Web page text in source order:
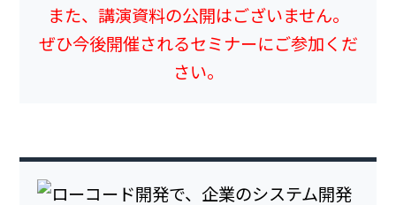
また、講演資料の公開はございません。
ぜひ今後開催されるセミナーにご参加くだ
さい。